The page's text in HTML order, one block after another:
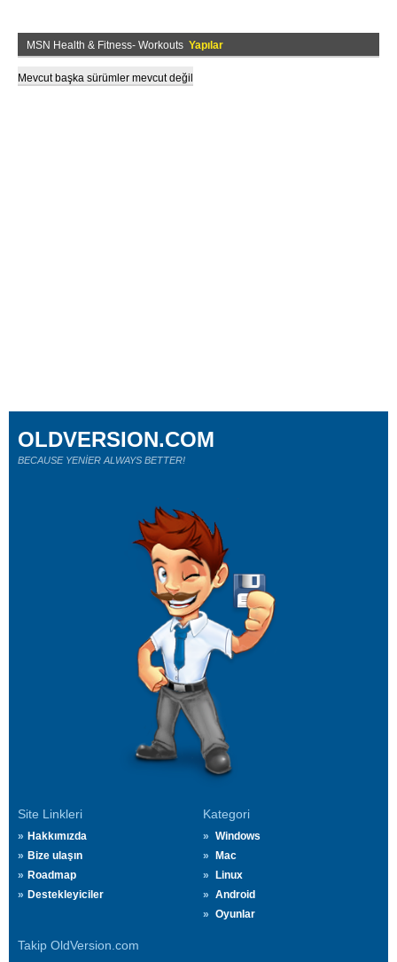
MSN Health & Fitness- Workouts Yapılar
Mevcut başka sürümler mevcut değil
Site Linkleri
Hakkımızda
Bize ulaşın
Roadmap
Destekleyiciler
Kategori
Windows
Mac
Linux
Android
Oyunlar
Takip OldVersion.com
OLDVERSION.COM
BECAUSE YENİER ALWAYS BETTER!